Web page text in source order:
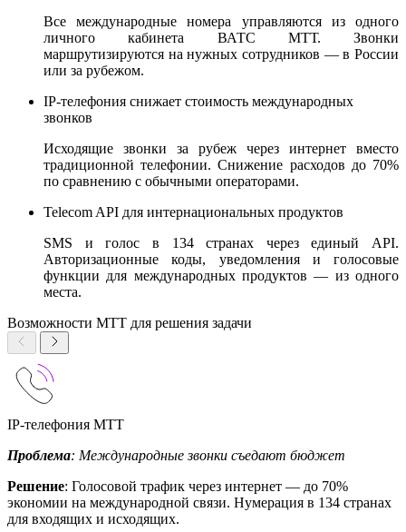
Все международные номера управляются из одного
личного кабинета ВАТС МТТ. Звонки
маршрутизируются на нужных сотрудников — в России
или за рубежом.
IP-телефония снижает стоимость международных
звонков
Исходящие звонки за рубеж через интернет вместо
традиционной телефонии. Снижение расходов до 70%
по сравнению с обычными операторами.
Telecom API для интернациональных продуктов
SMS и голос в 134 странах через единый API.
Авторизационные коды, уведомления и голосовые
функции для международных продуктов — из одного
места.
Возможности МТТ для решения задачи
IP-телефония МТТ
Проблема: Международные звонки съедают бюджет
Решение: Голосовой трафик через интернет — до 70%
экономии на международной связи. Нумерация в 134 странах
для входящих и исходящих.